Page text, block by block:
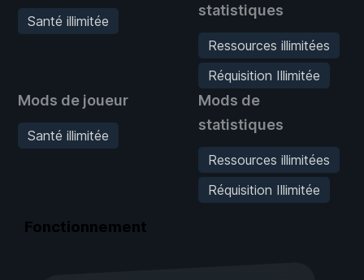
Santé illimitée
statistiques
Ressources illimitées
Réquisition Illimitée
Mods de joueur
Santé illimitée
Mods de
statistiques
Ressources illimitées
Réquisition Illimitée
Fonctionnement